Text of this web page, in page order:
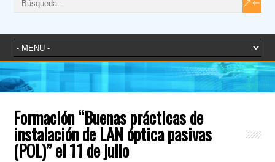
Formación “Buenas prácticas de
instalación de LAN óptica pasivas
(POL)” el 11 de julio